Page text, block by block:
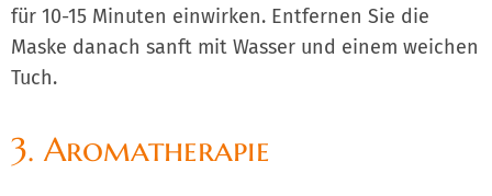
für 10-15 Minuten einwirken. Entfernen Sie die
Maske danach sanft mit Wasser und einem weichen
Tuch.
3. Aromatherapie